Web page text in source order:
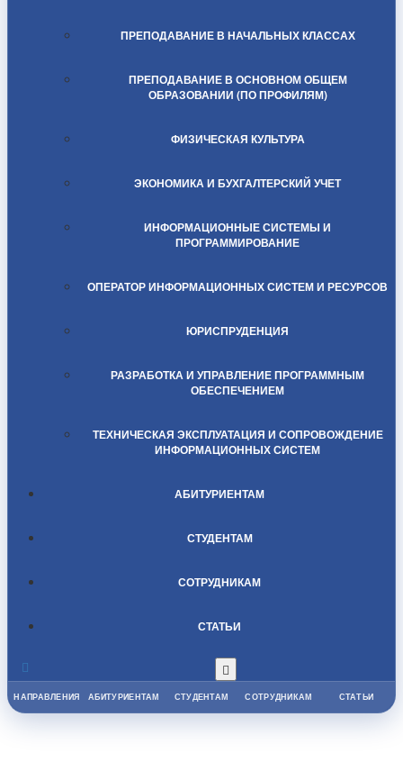
ПРЕПОДАВАНИЕ В НАЧАЛЬНЫХ КЛАССАХ
ПРЕПОДАВАНИЕ В ОСНОВНОМ ОБЩЕМ
ОБРАЗОВАНИИ (ПО ПРОФИЛЯМ)
ФИЗИЧЕСКАЯ КУЛЬТУРА
ЭКОНОМИКА И БУХГАЛТЕРСКИЙ УЧЕТ
ИНФОРМАЦИОННЫЕ СИСТЕМЫ И
ПРОГРАММИРОВАНИЕ
ОПЕРАТОР ИНФОРМАЦИОННЫХ СИСТЕМ И РЕСУРСОВ
ЮРИСПРУДЕНЦИЯ
РАЗРАБОТКА И УПРАВЛЕНИЕ ПРОГРАММНЫМ
ОБЕСПЕЧЕНИЕМ
ТЕХНИЧЕСКАЯ ЭКСПЛУАТАЦИЯ И СОПРОВОЖДЕНИЕ
ИНФОРМАЦИОННЫХ СИСТЕМ
АБИТУРИЕНТАМ
СТУДЕНТАМ
СОТРУДНИКАМ
СТАТЬИ
НАПРАВЛЕНИЯ АБИТУРИЕНТАМ СТУДЕНТАМ СОТРУДНИКАМ СТАТЬИ